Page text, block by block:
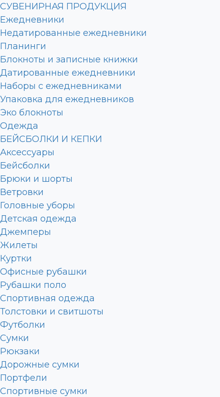
СУВЕНИРНАЯ ПРОДУКЦИЯ
Ежедневники
Недатированные ежедневники
Планинги
Блокноты и записные книжки
Датированные ежедневники
Наборы с ежедневниками
Упаковка для ежедневников
Эко блокноты
Одежда
БЕЙСБОЛКИ И КЕПКИ
Аксессуары
Бейсболки
Брюки и шорты
Ветровки
Головные уборы
Детская одежда
Джемперы
Жилеты
Куртки
Офисные рубашки
Рубашки поло
Спортивная одежда
Толстовки и свитшоты
Футболки
Сумки
Рюкзаки
Дорожные сумки
Портфели
Спортивные сумки